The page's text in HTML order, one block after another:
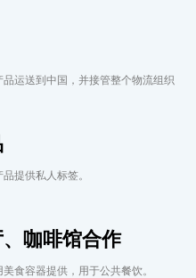
运送到中国，并接管整个物流组织
提供私人标签。
咖啡馆合作
食容器提供，用于公共餐饮。